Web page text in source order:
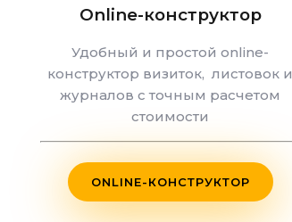
Online-конструктор
Удобный и простой online-
конструктор визиток, листовок и
журналов с точным расчетом
стоимости
ONLINE-КОНСТРУКТОР